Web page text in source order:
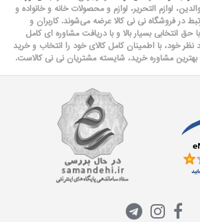
لوازم التحریر، لوازم و محصولات خانه و خانواده و
در فروشگاه نی نی کالا عرضه می‏‏‏‌شوند. کاربران و
حق انتخابی بسیار بالا و با دریافت مشاوره ای کامل
خود، با اطمینان کامل کالای خود را انتخاب و خرید
بهترین مشاوره خرید، شایسته مشتریان نی نی کالاست.